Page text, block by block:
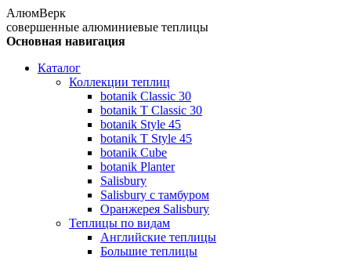
АлюмВерк
совершенные алюминиевые теплицы
Основная навигация
Каталог
Коллекции теплиц
botanik Classic 30
botanik T Classic 30
botanik Style 45
botanik Т Style 45
botanik Cube
botanik Planter
Salisbury
Salisbury с тамбуром
Оранжерея Salisbury
Теплицы по видам
Английские теплицы
Большие теплицы